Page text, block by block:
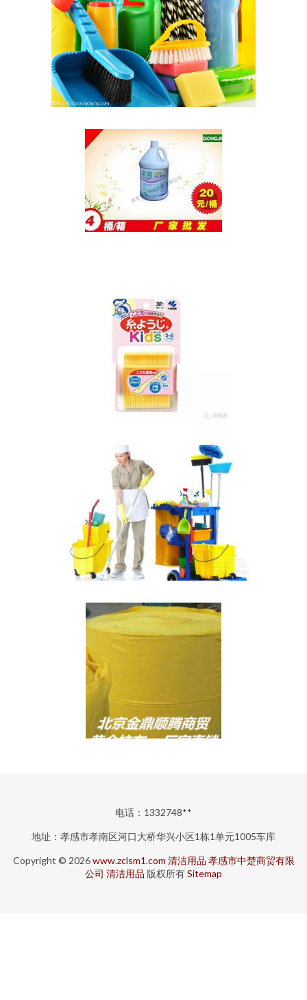
电话：1332748**
地址：孝感市孝南区河口大桥华兴小区1栋1单元1005车库
Copyright © 2026www.zclsm1.com 清洁用品 孝感市中楚商贸有限
公司 清洁用品 版权所有Sitemap